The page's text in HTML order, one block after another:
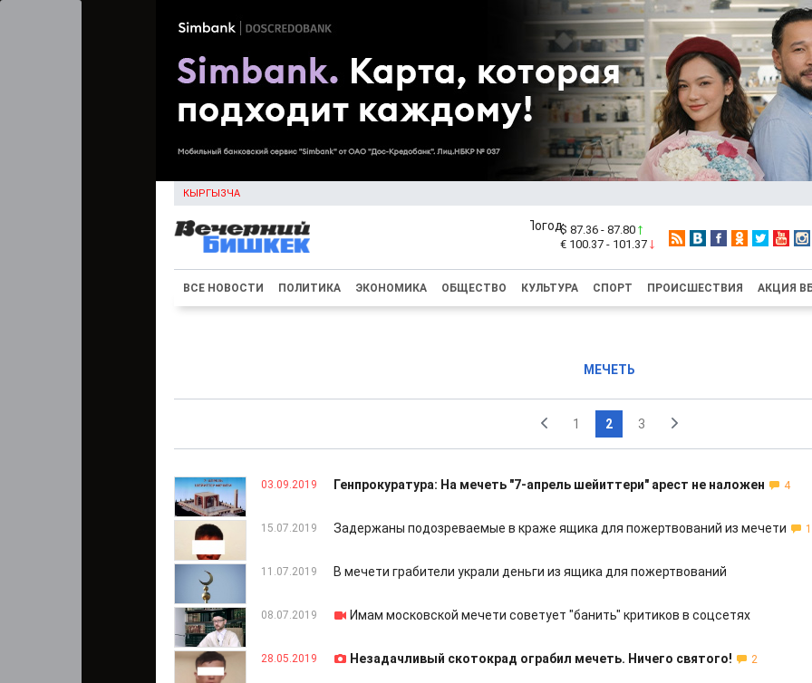
КЫРГЫЗЧА
$ 87.36 - 87.80
€ 100.37 - 101.37
ВСЕ НОВОСТИ ПОЛИТИКА ЭКОНОМИКА ОБЩЕСТВО КУЛЬТУРА СПОРТ ПРОИСШЕСТВИЯ АКЦИЯ
МЕЧЕТЬ
1 2 3
03.09.2019 Генпрокуратура: На мечеть "7-апрель шейиттери" арест не наложен 4
15.07.2019 Задержаны подозреваемые в краже ящика для пожертвований из мечети 1
11.07.2019 В мечети грабители украли деньги из ящика для пожертвований
08.07.2019 Имам московской мечети советует "банить" критиков в соцсетях
28.05.2019 Незадачливый скотокрад ограбил мечеть. Ничего святого! 2